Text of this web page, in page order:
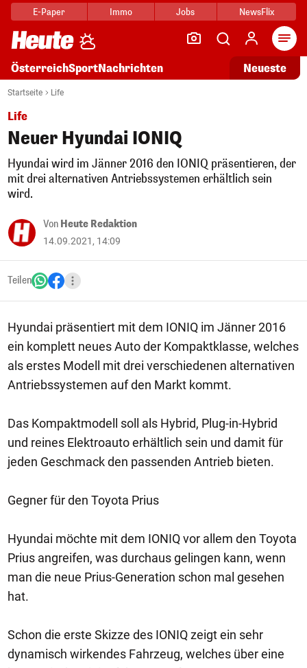
E-Paper Immo Jobs NewsFlix
ÖsterreichSportNachrichten Neueste
Startseite Life
Life
Neuer Hyundai IONIQ
Hyundai wird im Jänner 2016 den IONIQ präsentieren, der
mit drei alternativen Antriebssystemen erhältlich sein
wird.
Von Heute Redaktion
14.09.2021, 14:09
Teilen
Hyundai präsentiert mit dem IONIQ im Jänner 2016
ein komplett neues Auto der Kompaktklasse, welches
als erstes Modell mit drei verschiedenen alternativen
Antriebssystemen auf den Markt kommt.
Das Kompaktmodell soll als Hybrid, Plug-in-Hybrid
und reines Elektroauto erhältlich sein und damit für
jeden Geschmack den passenden Antrieb bieten.
Gegner für den Toyota Prius
Hyundai möchte mit dem IONIQ vor allem den Toyota
Prius angreifen, was durchaus gelingen kann, wenn
man die neue Prius-Generation schon mal gesehen
hat.
Schon die erste Skizze des IONIQ zeigt ein sehr
dynamisch wirkendes Fahrzeug, welches über eine